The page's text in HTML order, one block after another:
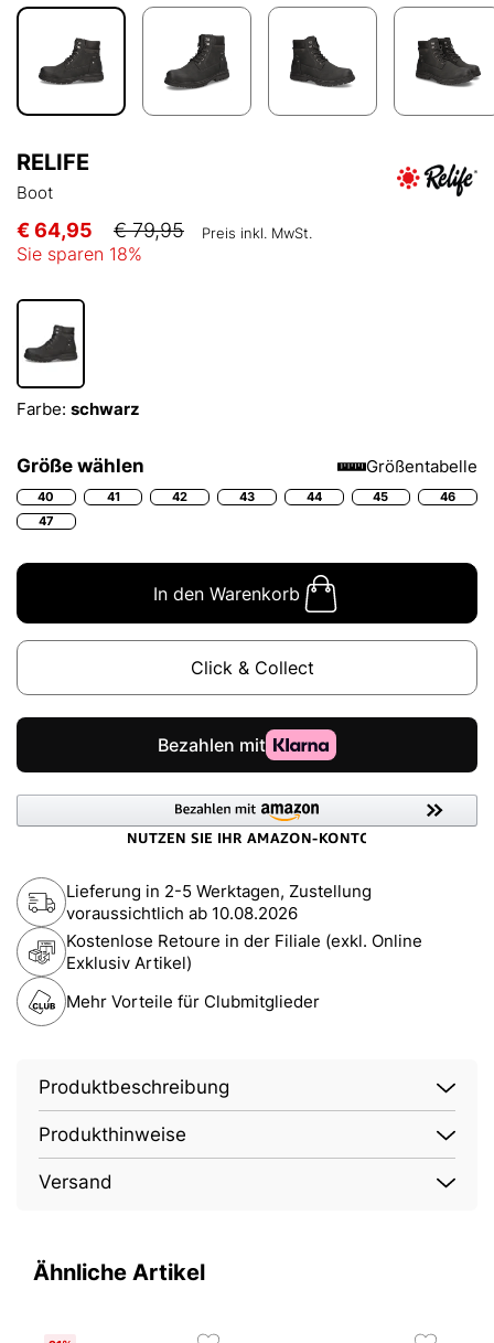
RELIFE
Boot
€ 64,95 € 79,95 Preis inkl. MwSt.
Sie sparen 18%
Farbe: schwarz
Größe wählen Größentabelle
40 41 42 43 44 45
46
47
In den Warenkorb
Click & Collect
Lieferung in 2-5 Werktagen, Zustellung
voraussichtlich ab 10.08.2026
Kostenlose Retoure in der Filiale (exkl. Online
Exklusiv Artikel)
Mehr Vorteile für Clubmitglieder
Produktbeschreibung
Produkthinweise
Versand
Ähnliche Artikel